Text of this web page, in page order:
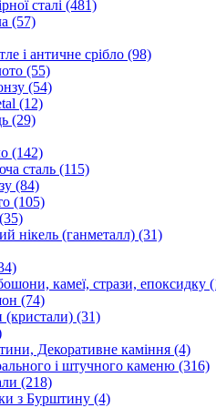
сталі (481)
(57)
і античне срібло (98)
(55)
(54)
(12)
(29)
(142)
сталь (115)
(84)
(105)
(35)
нікель (ганметалл) (31)
камеї, стрази, епоксидку
(74)
(кристали) (31)
Декоративне каміння (4)
і штучного каменю (316)
(218)
з Бурштину (4)